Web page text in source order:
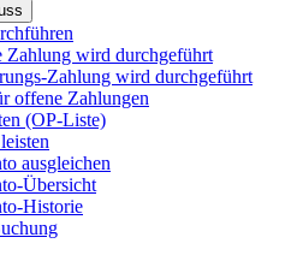
Zahlung wird durchgeführt
Zahlung wird durchgeführt
offene Zahlungen
(OP-Liste)
ausgleichen
Übersicht
Historie